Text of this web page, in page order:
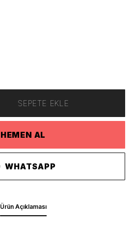
SEPETE EKLE
HEMEN AL
WHATSAPP
Ürün Açıklaması